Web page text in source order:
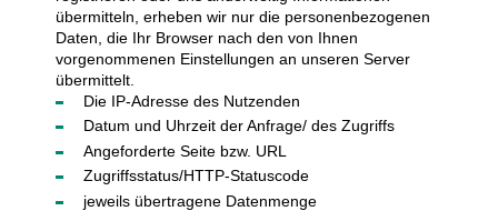
übermitteln, erheben wir nur die personenbezogenen
Daten, die Ihr Browser nach den von Ihnen
vorgenommenen Einstellungen an unseren Server
übermittelt.
Die IP-Adresse des Nutzenden
Datum und Uhrzeit der Anfrage/ des Zugriffs
Angeforderte Seite bzw. URL
Zugriffsstatus/HTTP-Statuscode
jeweils übertragene Datenmenge